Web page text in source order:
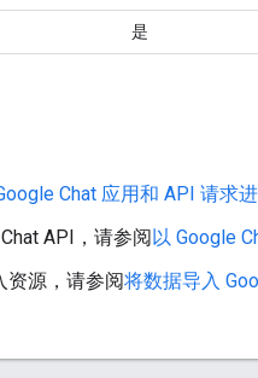
是
Chat 应用和 API 请求
API，请参阅以 Google
资源，请参阅将数据导入